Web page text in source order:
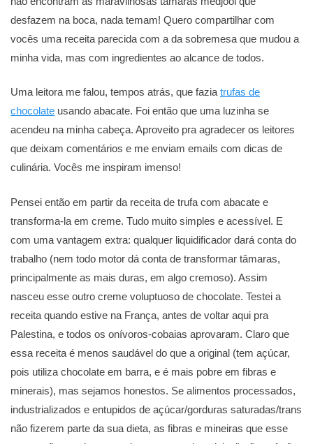
desfazem na boca, nada temam! Quero compartilhar com
vocês uma receita parecida com a da sobremesa que mudou a
minha vida, mas com ingredientes ao alcance de todos.
Uma leitora me falou, tempos atrás, que faziatrufas de
chocolate usando abacate. Foi então que uma luzinha se
acendeu na minha cabeça. Aproveito pra agradecer os leitores
que deixam comentários e me enviam emails com dicas de
culinária. Vocês me inspiram imenso!
Pensei então em partir da receita de trufa com abacate e
transforma-la em creme. Tudo muito simples e acessível. E
com uma vantagem extra: qualquer liquidificador dará conta do
trabalho (nem todo motor dá conta de transformar tâmaras,
principalmente as mais duras, em algo cremoso). Assim
nasceu esse outro creme voluptuoso de chocolate. Testei a
receita quando estive na França, antes de voltar aqui pra
Palestina, e todos os onívoros-cobaias aprovaram. Claro que
essa receita é menos saudável do que a original (tem açúcar,
pois utiliza chocolate em barra, e é mais pobre em fibras e
minerais), mas sejamos honestos. Se alimentos processados,
industrializados e entupidos de açúcar/gorduras saturadas/trans
não fizerem parte da sua dieta, as fibras e mineiras que esse